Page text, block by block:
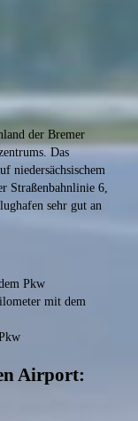
der Bremer
Das
niedersächsischem
Straßenbahnlinie 6,
sehr gut an
Pkw
mit dem
Airport: